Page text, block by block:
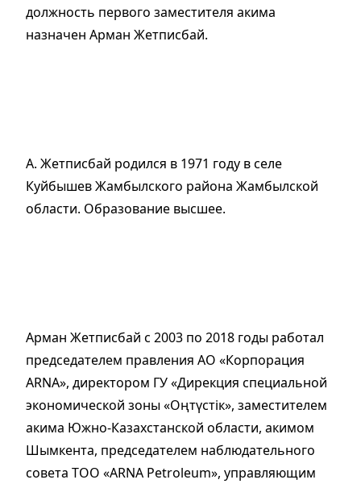
должность первого заместителя акима
назначен Арман Жетписбай.
А. Жетписбай родился в 1971 году в селе
Куйбышев Жамбылского района Жамбылской
области. Образование высшее.
Арман Жетписбай с 2003 по 2018 годы работал
председателем правления АО «Корпорация
ARNA», директором ГУ «Дирекция специальной
экономической зоны «Оңтүстік», заместителем
акима Южно-Казахстанской области, акимом
Шымкента, председателем наблюдательного
совета ТОО «ARNA Petroleum», управляющим